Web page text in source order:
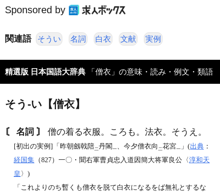
Sponsored by
関連語 そうい 名詞 白衣 文献 実例
精選版 日本国語大辞典 「僧衣」の意味・読み・例文・類語
そう‐い【僧衣】
〘 名詞 〙 僧の着る衣服。ころも。法衣。そうえ。
[初出の実例]「昨朝劔戟陪二丹閣一 、今夕僧衣向 二花宮一 」(出典 ：
経国集 （827）一〇・聞右軍曹貞忠入道因簡大将軍良公〈淳和天
皇 〉)
「これよりのち暫くも僧衣を脱て白衣になるをば無礼とするな